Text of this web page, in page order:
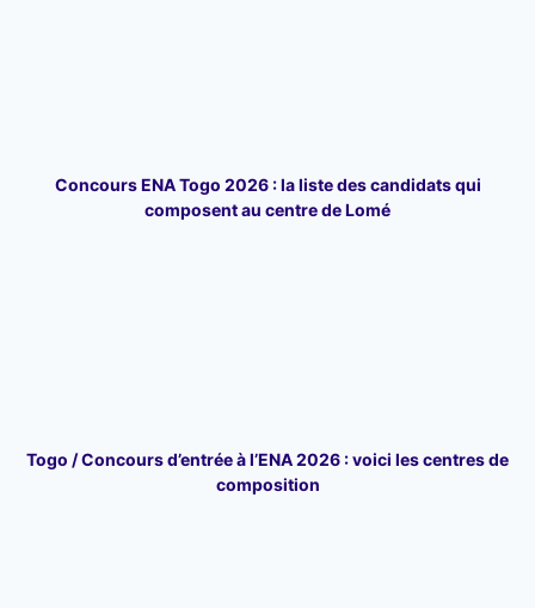
Concours ENA Togo 2026 : la liste des candidats qui
composent au centre de Lomé
Togo / Concours d’entrée à l’ENA 2026 : voici les centres de
composition